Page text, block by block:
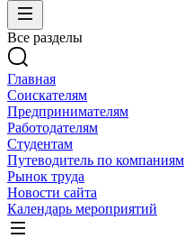
Все разделы
Главная
Соискателям
Предпринимателям
Работодателям
Студентам
Путеводитель по компаниям
Рынок труда
Новости сайта
Календарь мероприятий